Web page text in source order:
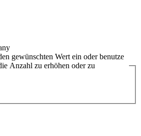
gewünschten Wert ein oder benutze
Anzahl zu erhöhen oder zu